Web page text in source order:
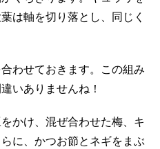
は軸を切り落とし、同じく
わせておきます。この組み
いありませんね！
かけ、混ぜ合わせた梅、キ
に、かつお節とネギをまぶ